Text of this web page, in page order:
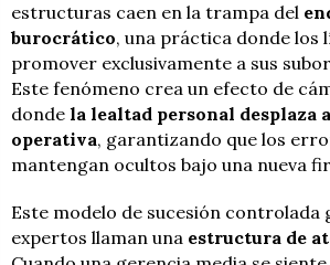
estructuras caen en la trampa del
burocrático, una práctica donde los
promover exclusivamente a sus
Este fenómeno crea un efecto de
donde la lealtad personal desplaza
operativa, garantizando que los
mantengan ocultos bajo una nueva
Este modelo de sucesión controlada
expertos llaman una estructura de